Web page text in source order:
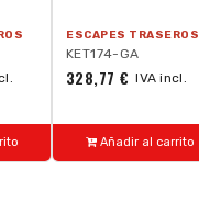
ESCAPES TRASEROS
KET174-GA
328,77 € IVA incl.
Añadir al carrito